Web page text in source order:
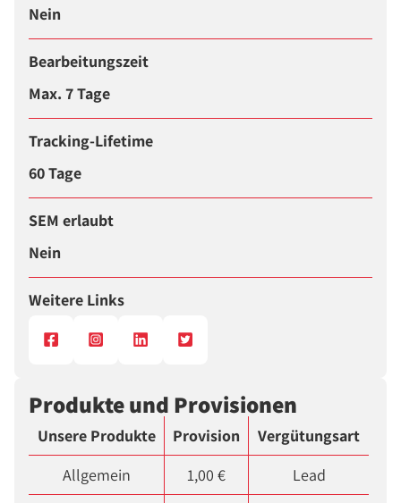
Nein
Bearbeitungszeit
Max. 7 Tage
Tracking-Lifetime
60 Tage
SEM erlaubt
Nein
Weitere Links
Produkte und Provisionen
Unsere Produkte Provision
Vergütungsart
Allgemein
1,00 €
Lead